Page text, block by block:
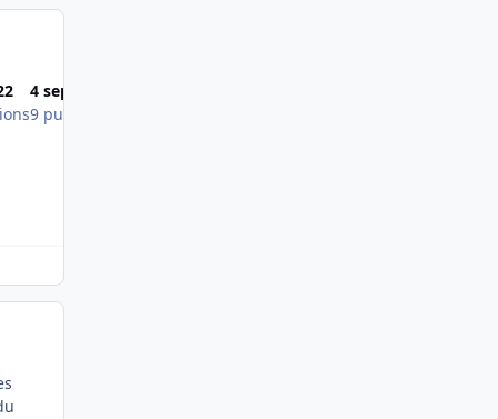
4 sept. 2010
9 publications